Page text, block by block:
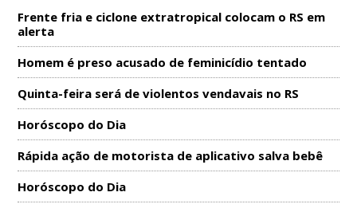
Frente fria e ciclone extratropical colocam o RS em
alerta
Homem é preso acusado de feminicídio tentado
Quinta-feira será de violentos vendavais no RS
Horóscopo do Dia
Rápida ação de motorista de aplicativo salva bebê
Horóscopo do Dia